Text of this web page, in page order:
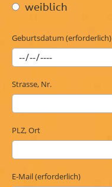
weiblich
Geburtsdatum (erforderlich)
Strasse, Nr.
PLZ, Ort
E-Mail (erforderlich)